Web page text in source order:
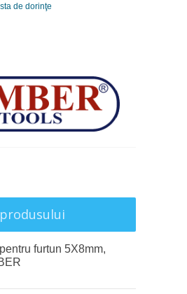
de dorinţe
furtun 5X8mm,